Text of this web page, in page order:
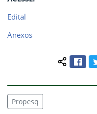
Edital
Anexos
Propesq